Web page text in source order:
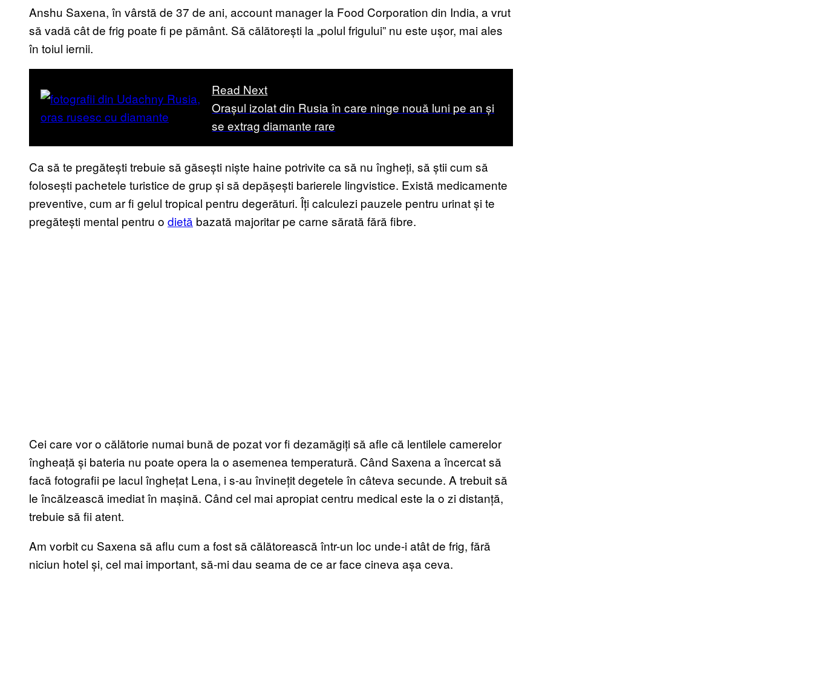
Anshu Saxena, în vârstă de 37 de ani, account manager la Food Corporation din India, a vrut
să vadă cât de frig poate fi pe pământ. Să călătorești la „polul frigului” nu este ușor, mai ales
în toiul iernii.
Read Next
Orașul izolat din Rusia în care ninge nouă luni pe an și
se extrag diamante rare
Ca să te pregătești trebuie să găsești niște haine potrivite ca să nu îngheți, să știi cum să
folosești pachetele turistice de grup și să depășești barierele lingvistice. Există medicamente
preventive, cum ar fi gelul tropical pentru degerături. Îți calculezi pauzele pentru urinat și te
pregătești mental pentru o dietă bazată majoritar pe carne sărată fără fibre.
Cei care vor o călătorie numai bună de pozat vor fi dezamăgiți să afle că lentilele camerelor
îngheață și bateria nu poate opera la o asemenea temperatură. Când Saxena a încercat să
facă fotografii pe lacul înghețat Lena, i s-au învinețit degetele în câteva secunde. A trebuit să
le încălzească imediat în mașină. Când cel mai apropiat centru medical este la o zi distanță,
trebuie să fii atent.
Am vorbit cu Saxena să aflu cum a fost să călătorească într-un loc unde-i atât de frig, fără
niciun hotel și, cel mai important, să-mi dau seama de ce ar face cineva așa ceva.